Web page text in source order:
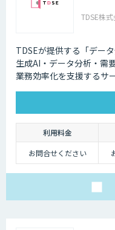
TDSE株
TDSEが提供する「デー
生成AI・データ分析・需
業務効率化を支援するサ
利用料金
お問合せください